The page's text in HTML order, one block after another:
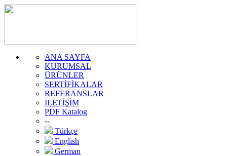
ANA SAYFA
KURUMSAL
ÜRÜNLER
SERTİFİKALAR
REFERANSLAR
İLETİŞİM
PDF Katalog
--
Türkçe
English
German